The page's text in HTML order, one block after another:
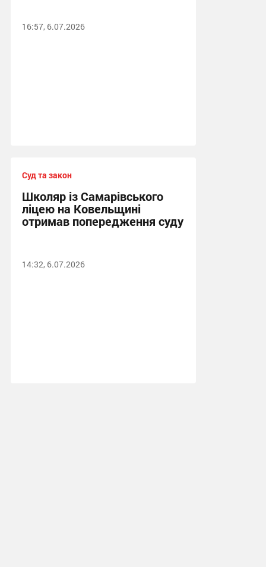
16:57, 6.07.2026
Суд та закон
Школяр із Самарівського
ліцею на Ковельщині
отримав попередження суду
14:32, 6.07.2026